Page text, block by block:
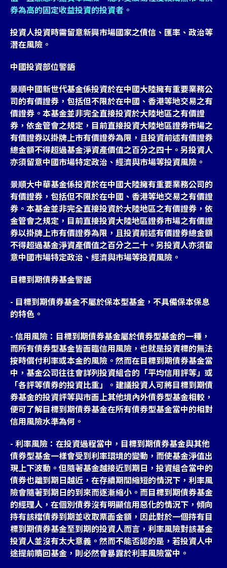
券為高的固定收益投資的投資者。
投資人投資時需留意新興市場國家之債信、匯率、政治等
潛在風險。
中國投資部位警語
景順中國新世代基金係投資於在中國大陸擁有重要業務公
司的有價證券，包括但不限於在中國、香港等地交易之有
價證券。本基金並非完全直接投資於大陸地區之有價證
券，依金管會之規定，目前直接投資大陸地區證券市場之
有價證券以掛牌上市有價證券為限，且投資前述有價證券
總金額不得超過基金淨資產價值之百分之四十。另投資人
亦須留意中國市場特定政治、經濟與市場等投資風險。
景順大中華基金係投資於在中國大陸擁有重要業務公司的
有價證券，包括但不限於在中國、香港等地交易之有價證
券。本基金並非完全直接投資於大陸地區之有價證券，依
金管會之規定，目前直接投資大陸地區證券市場之有價證
券以掛牌上市有價證券為限，且投資前述有價證券總金額
不得超過基金淨資產價值之百分之二十。另投資人亦須留
意中國市場特定政治、經濟與市場等投資風險。
目標到期債券基金警語
- 目標到期債券基金不屬於保本型基金，不具備保本保息
的特色。
- 信用風險：目標到期債券基金屬於債券型基金的一種，
而所有債券型基金皆面臨信用風險，也就是投資標的無法
按時償付利率或本金的風險。然而在目標到期債券基金當
中，基金公司往往會詳列投資組合的「平均信用評等」或
「各評等債券的投資比重」。建議投資人可將目標到期債
券基金的投資評等與市面上其他境內外債券型基金相較，
便可了解目標到期債券基金在所有債券型基金當中的相對
信用風險水準為何。
- 利率風險：在投資過程當中，目標到期債券基金與其他
債券型基金一樣會受到利率環境的變動，而使基金淨值出
現上下波動。但隨著基金越接近到期日，投資組合當中的
債券也離到期日越近，在存續期間縮短的情況下，利率風
險會隨著到期日的到來而逐漸縮小。而目標到期債券基金
的經理人，在個別債券沒有明顯信用惡化的情況下，傾向
持有該檔債券到期並收取票面金額，因此對於一個持有目
標到期債券基金至到期的投資人而言，利率風險對該基金
投資人並沒有太大意義。然而不能否認的是，若投資人中
途提前贖回基金，則必然會暴露於利率風險當中。